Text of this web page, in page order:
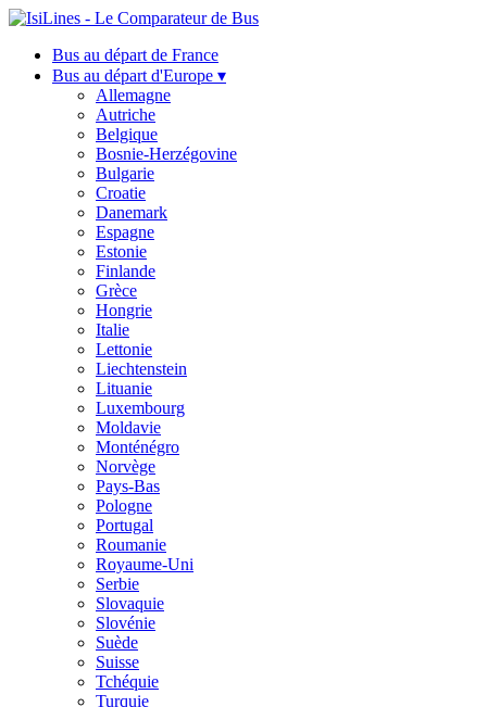
Bus au départ de France
Bus au départ d'Europe ▾
Allemagne
Autriche
Belgique
Bosnie-Herzégovine
Bulgarie
Croatie
Danemark
Espagne
Estonie
Finlande
Grèce
Hongrie
Italie
Lettonie
Liechtenstein
Lituanie
Luxembourg
Moldavie
Monténégro
Norvège
Pays-Bas
Pologne
Portugal
Roumanie
Royaume-Uni
Serbie
Slovaquie
Slovénie
Suède
Suisse
Tchéquie
Turquie